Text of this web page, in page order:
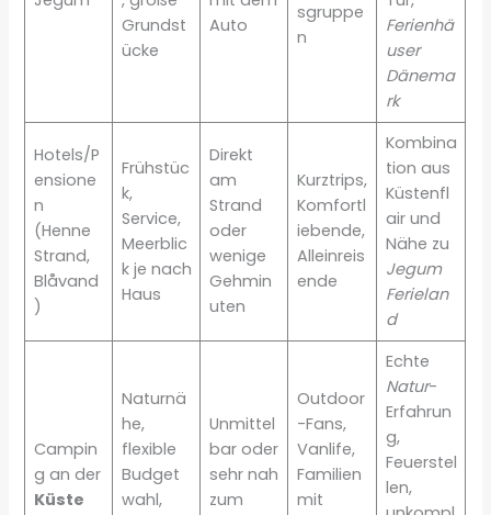
Grundst
ücke
Auto
sgruppe
n
Ferienhä
user
Dänema
rk
Hotels/P
ensione
n
(Henne
Strand,
Blåvand
)
Frühstüc
k,
Service,
Meerblic
k je nach
Haus
Direkt
am
Strand
oder
wenige
Gehmin
uten
Kurztrips,
Komfortl
iebende,
Alleinreis
ende
Kombina
tion aus
Küstenfl
air und
Nähe zu
Jegum
Ferielan
d
Campin
g an der
Küste
Naturnä
he,
flexible
Budget
wahl,
Unmittel
bar oder
sehr nah
zum
Outdoor
-Fans,
Vanlife,
Familien
mit
Echte
Natur-
Erfahrun
g,
Feuerstel
len,